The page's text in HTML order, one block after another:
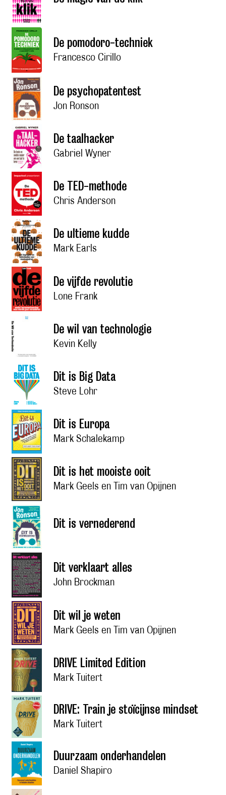
De pomodoro-techniek
Francesco Cirillo
De psychopatentest
Jon Ronson
De taalhacker
Gabriel Wyner
De TED-methode
Chris Anderson
De ultieme kudde
Mark Earls
De vijfde revolutie
Lone Frank
De wil van technologie
Kevin Kelly
Dit is Big Data
Steve Lohr
Dit is Europa
Mark Schalekamp
Dit is het mooiste ooit
Mark Geels en Tim van Opijnen
Dit is vernederend
Dit verklaart alles
John Brockman
Dit wil je weten
Mark Geels en Tim van Opijnen
DRIVE Limited Edition
Mark Tuitert
DRIVE: Train je stoïcijnse mindset
Mark Tuitert
Duurzaam onderhandelen
Daniel Shapiro